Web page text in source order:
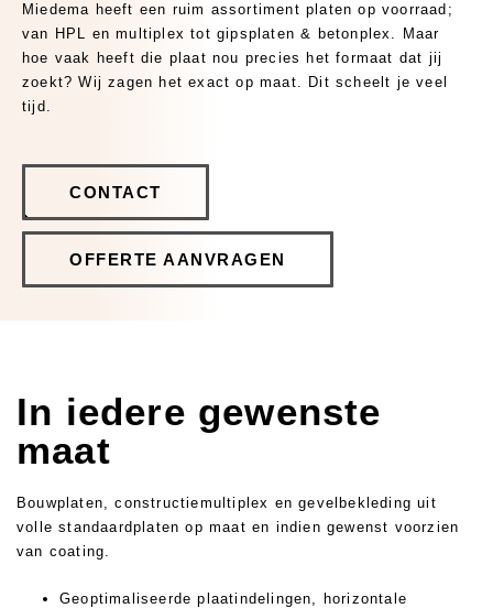
Polytech
Bio-based
Houtindustrie
Ronde kozijnen & togen
Glaslatten
Bewerkingen
CNC Frezen
Plaat op maat
Coaten
Zagen, schaven & afkorten
Miedema heeft een ruim assortiment platen op voorraad;
van HPL en multiplex tot gipsplaten & betonplex. Maar
hoe vaak heeft die plaat nou precies het formaat dat jij
zoekt? Wij zagen het exact op maat. Dit scheelt je veel
tijd.
CONTACT
OFFERTE AANVRAGEN
In iedere gewenste
maat
Bouwplaten, constructiemultiplex en gevelbekleding uit
volle standaardplaten op maat en indien gewenst voorzien
van coating.
Geoptimaliseerde plaatindelingen, horizontale